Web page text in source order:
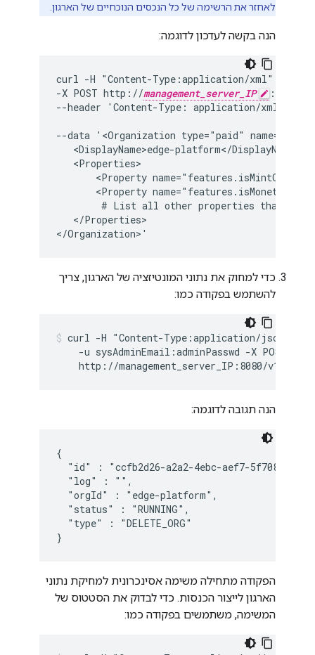
לאחזר את הרשימה של כל הנכסים הנוכחיים של הארגון.
הנה בקשה לעדכון לדוגמה:
curl -H "Content-Type:application/xml" -u
-X POST http://management_server_IP
:8080/
--header 'Content-Type: application/xml' \
--data '<Organization type="paid"
   <DisplayName>edge-platform</DisplayName>
   <Properties>
<Property
<Property
# List all other properties that are
   </Properties>
</Organization>'
כדי למחוק את נתוני המונטיזציה של הארגון, צריך
להשתמש בפקודה כמו:
curl -H "Content-Type:application/json" \
    -u sysAdminEmail:adminPasswd -X POST \
http://management_server_IP:8080/v1/
הנה תגובה לדוגמה:
{
"id" : "ccfb2d26-a2a2-4ebc-aef7-
  "log" : "",
  "orgId" : "edge-platform",
  "status" : "RUNNING",
  "type" : "DELETE_ORG"
}
הפקודה מתחילה משימה אסינכרונית למחיקת נתוני
הארגון לייצור הכנסות. כדי לבדוק את הסטטוס של
המשימה, משתמשים בפקודה כמו: